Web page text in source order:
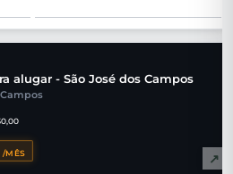
alugar - São José dos Campos
/MÊS ↗